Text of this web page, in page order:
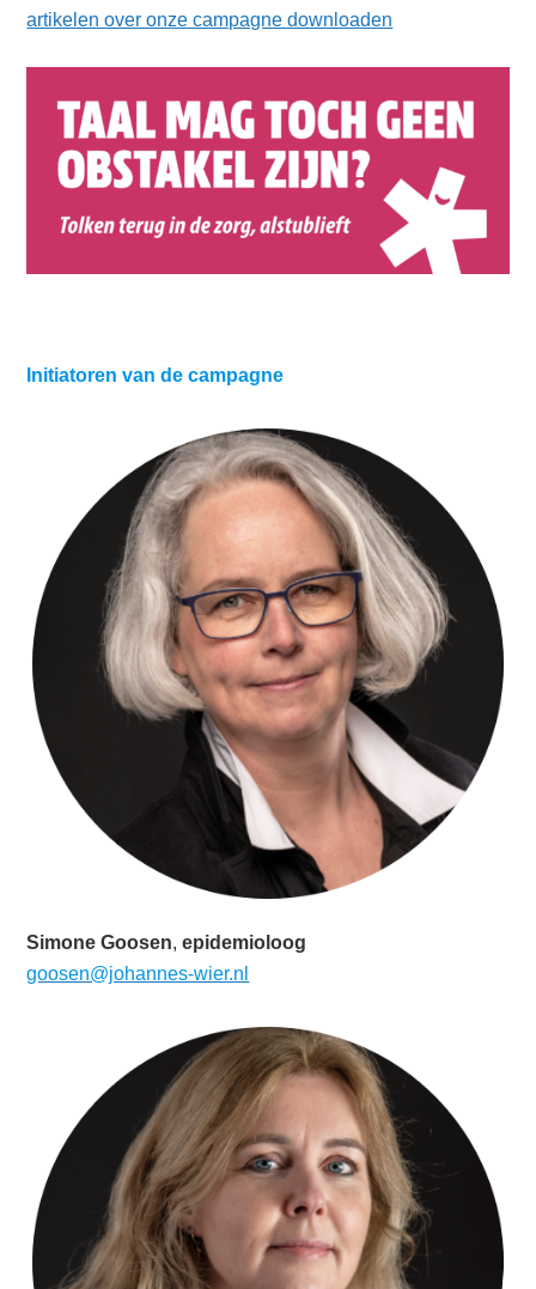
artikelen over onze campagne downloaden
Initiatoren van de campagne
Simone Goosen,epidemioloog
goosen@johannes-wier.nl